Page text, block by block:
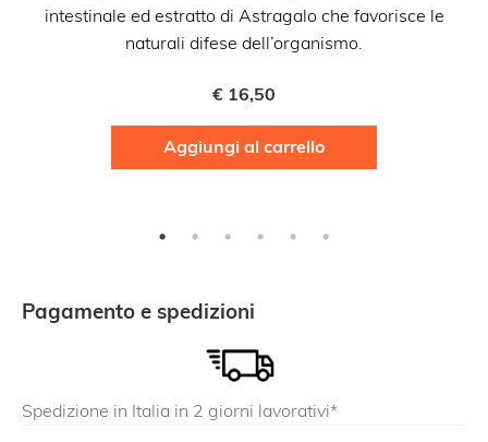
intestinale ed estratto di Astragalo che favorisce le
naturali difese dell’organismo.
€ 16,50
Aggiungi al carrello
Pagamento e spedizioni
Spedizione in Italia in 2 giorni lavorativi*